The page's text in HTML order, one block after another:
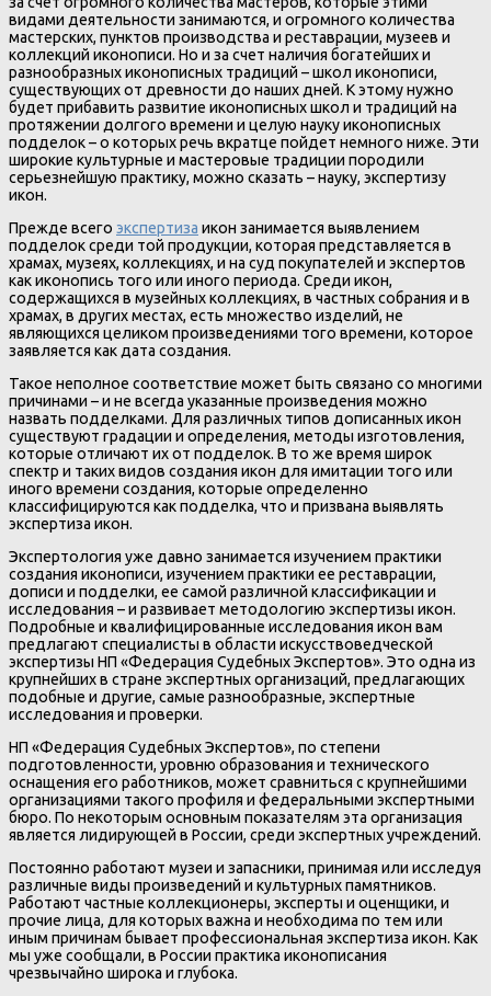
видами деятельности занимаются, и огромного количества
мастерских, пунктов производства и реставрации, музеев и
коллекций иконописи. Но и за счет наличия богатейших и
разнообразных иконописных традиций – школ иконописи,
существующих от древности до наших дней. К этому нужно
будет прибавить развитие иконописных школ и традиций на
протяжении долгого времени и целую науку иконописных
подделок – о которых речь вкратце пойдет немного ниже. Эти
широкие культурные и мастеровые традиции породили
серьезнейшую практику, можно сказать – науку, экспертизу
икон.
Прежде всего экспертиза икон занимается выявлением
подделок среди той продукции, которая представляется в
храмах, музеях, коллекциях, и на суд покупателей и экспертов
как иконопись того или иного периода. Среди икон,
содержащихся в музейных коллекциях, в частных собрания и в
храмах, в других местах, есть множество изделий, не
являющихся целиком произведениями того времени, которое
заявляется как дата создания.
Такое неполное соответствие может быть связано со многими
причинами – и не всегда указанные произведения можно
назвать подделками. Для различных типов дописанных икон
существуют градации и определения, методы изготовления,
которые отличают их от подделок. В то же время широк
спектр и таких видов создания икон для имитации того или
иного времени создания, которые определенно
классифицируются как подделка, что и призвана выявлять
экспертиза икон.
Экспертология уже давно занимается изучением практики
создания иконописи, изучением практики ее реставрации,
дописи и подделки, ее самой различной классификации и
исследования – и развивает методологию экспертизы икон.
Подробные и квалифицированные исследования икон вам
предлагают специалисты в области искусствоведческой
экспертизы НП «Федерация Судебных Экспертов». Это одна из
крупнейших в стране экспертных организаций, предлагающих
подобные и другие, самые разнообразные, экспертные
исследования и проверки.
НП «Федерация Судебных Экспертов», по степени
подготовленности, уровню образования и технического
оснащения его работников, может сравниться с крупнейшими
организациями такого профиля и федеральными экспертными
бюро. По некоторым основным показателям эта организация
является лидирующей в России, среди экспертных учреждений.
Постоянно работают музеи и запасники, принимая или исследуя
различные виды произведений и культурных памятников.
Работают частные коллекционеры, эксперты и оценщики, и
прочие лица, для которых важна и необходима по тем или
иным причинам бывает профессиональная экспертиза икон. Как
мы уже сообщали, в России практика иконописания
чрезвычайно широка и глубока.